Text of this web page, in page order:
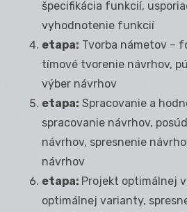
špecifikácia funkcií,
vyhodnotenie funkcií
etapa: Tvorba námetov –
tímové tvorenie návrhov,
výber návrhov
etapa: Spracovanie a
spracovanie návrhov,
návrhov, spresnenie
návrhov
etapa: Projekt optimálnej
optimálnej varianty,